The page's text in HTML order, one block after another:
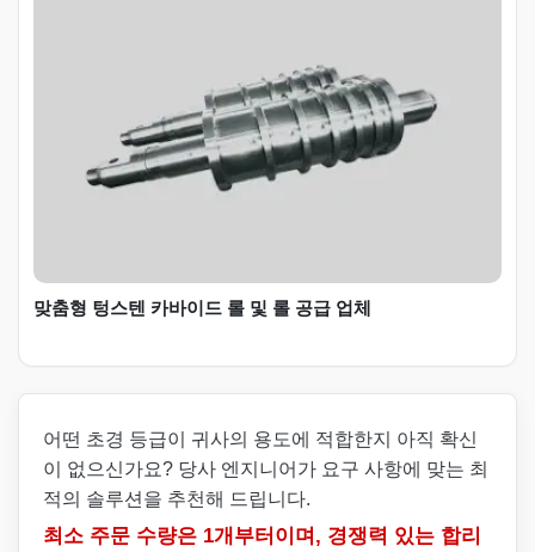
맞춤형 텅스텐 카바이드 롤 및 롤 공급 업체
어떤 초경 등급이 귀사의 용도에 적합한지 아직 확신
이 없으신가요? 당사 엔지니어가 요구 사항에 맞는 최
적의 솔루션을 추천해 드립니다.
최소 주문 수량은 1개부터이며, 경쟁력 있는 합리